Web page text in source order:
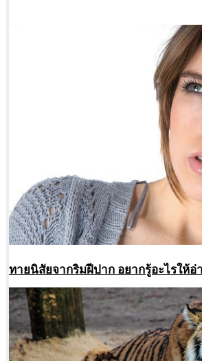
ทายนิสัยจากริมฝีปาก อยากรู้อะไรให้